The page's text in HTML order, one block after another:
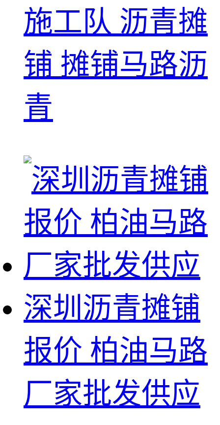
施工队 沥青摊
铺 摊铺马路沥
青
深圳沥青摊铺
报价 柏油马路
厂家批发供应